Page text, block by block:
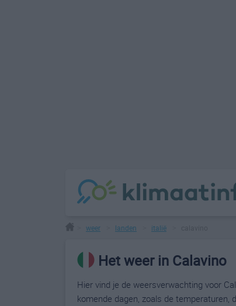
weer landen italië
Het weer in Calavino
Hier vind je de weersverwachting voor
komende dagen, zoals de temperaturen,